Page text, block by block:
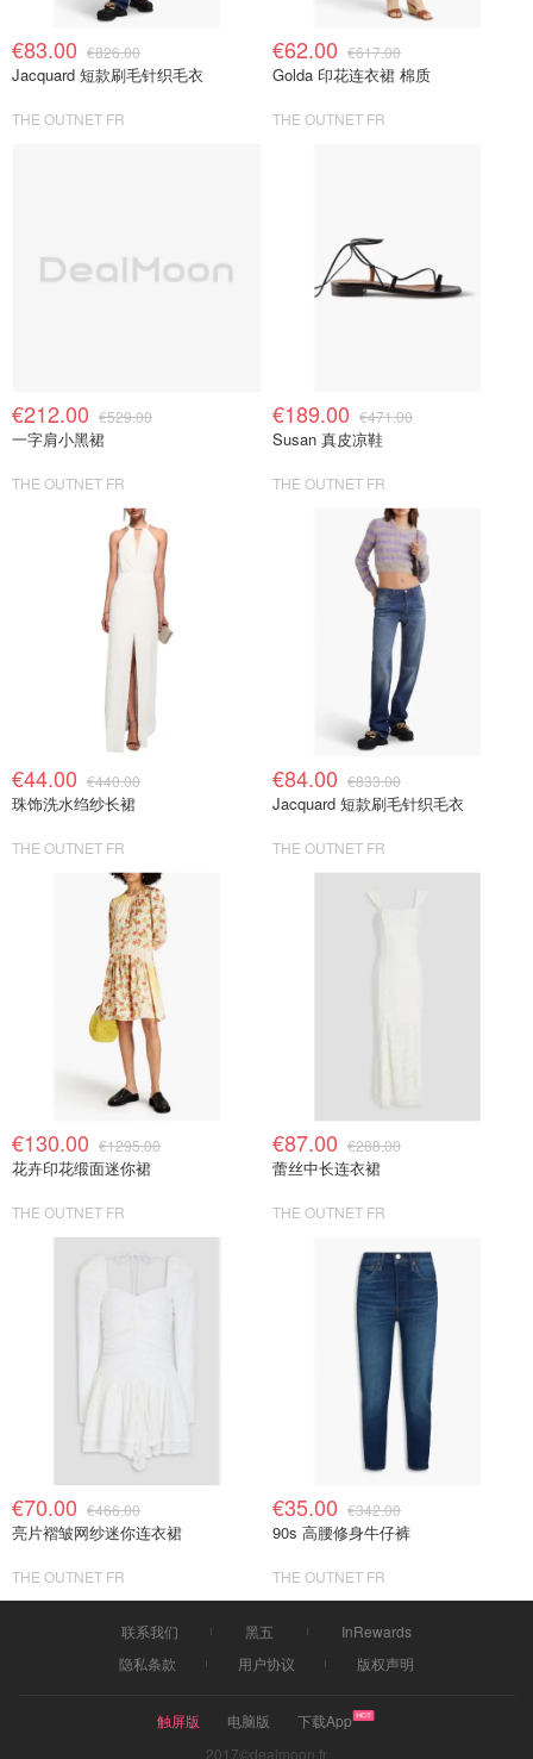
€83.00 €826.00
Jacquard 短款刷毛针织毛衣
THE OUTNET FR
€62.00 €617.00
Golda 印花连衣裙 棉质
THE OUTNET FR
€212.00 €529.00
一字肩小黑裙
THE OUTNET FR
€189.00 €471.00
Susan 真皮凉鞋
THE OUTNET FR
€44.00 €440.00
珠饰洗水绉纱长裙
THE OUTNET FR
€84.00 €833.00
Jacquard 短款刷毛针织毛衣
THE OUTNET FR
€130.00 €1295.00
花卉印花缎面迷你裙
THE OUTNET FR
€87.00 €288.00
蕾丝中长连衣裙
THE OUTNET FR
€70.00 €466.00
亮片褶皱网纱迷你连衣裙
THE OUTNET FR
€35.00 €342.00
90s 高腰修身牛仔裤
THE OUTNET FR
联系我们 黑五
InRewards
隐私条款
用户协议 版权声明
触屏版 电脑版
下载App
2017©dealmoon.fr